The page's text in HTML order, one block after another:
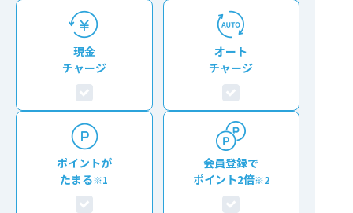
現⾦
チャージ
オート
チャージ
ポイントが
たまる※1
会員登録で
ポイント2倍※2